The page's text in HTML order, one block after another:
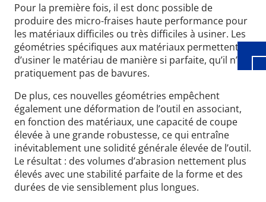
Pour la première fois, il est donc possible de
produire des micro-fraises haute performance pour
les matériaux difficiles ou très difficiles à usiner. Les
géométries spécifiques aux matériaux permettent
d’usiner le matériau de manière si parfaite, qu’il n’y a
pratiquement pas de bavures.
De plus, ces nouvelles géométries empêchent
également une déformation de l’outil en associant,
en fonction des matériaux, une capacité de coupe
élevée à une grande robustesse, ce qui entraîne
inévitablement une solidité générale élevée de l’outil.
Le résultat : des volumes d’abrasion nettement plus
élevés avec une stabilité parfaite de la forme et des
durées de vie sensiblement plus longues.